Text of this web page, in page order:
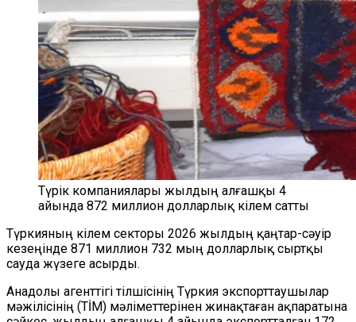
Түрік компаниялары жылдың алғашқы 4
айында 872 миллион долларлық кілем сатты
Түркияның кілем секторы 2026 жылдың қаңтар-сәуір
кезеңінде 871 миллион 732 мың долларлық сыртқы
сауда жүзеге асырды.
Анадолы агенттігі тілшісінің Түркия экспорттаушылар
мәжілісінің (TİM) мәліметтерінен жинақтаған ақпаратына